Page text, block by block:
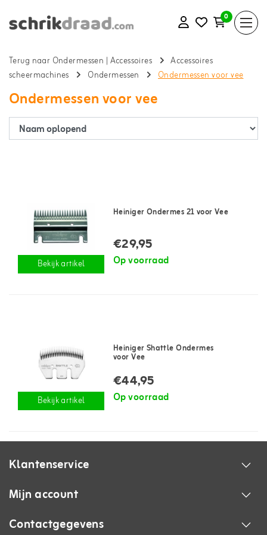
0
Terug naar Ondermessen | Accessoires
Accessoires
scheermachines
Ondermessen Ondermessen voor vee
Ondermessen voor vee
Bekijk artikel
Heiniger Ondermes 21 voor Vee
€29,95
Op voorraad
Bekijk artikel
Heiniger Shattle Ondermes
voor Vee
€44,95
Op voorraad
Klantenservice
Mijn account
Contactgegevens